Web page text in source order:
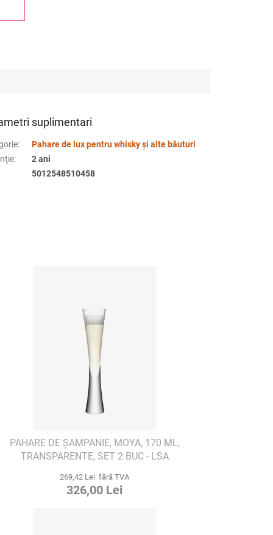
suplimentari
:
Pahare de lux pentru whisky și alte băuturi
:
2 ani
5012548510458
PAHARE DE ȘAMPANIE, MOYA, 170 ML,
TRANSPARENTE, SET 2 BUC - LSA
269,42 Lei fără TVA
326,00 Lei